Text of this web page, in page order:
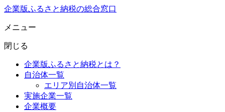
企業版ふるさと納税の総合窓口
メニュー
閉じる
企業版ふるさと納税とは？
自治体一覧
エリア別自治体一覧
実施企業一覧
企業概要